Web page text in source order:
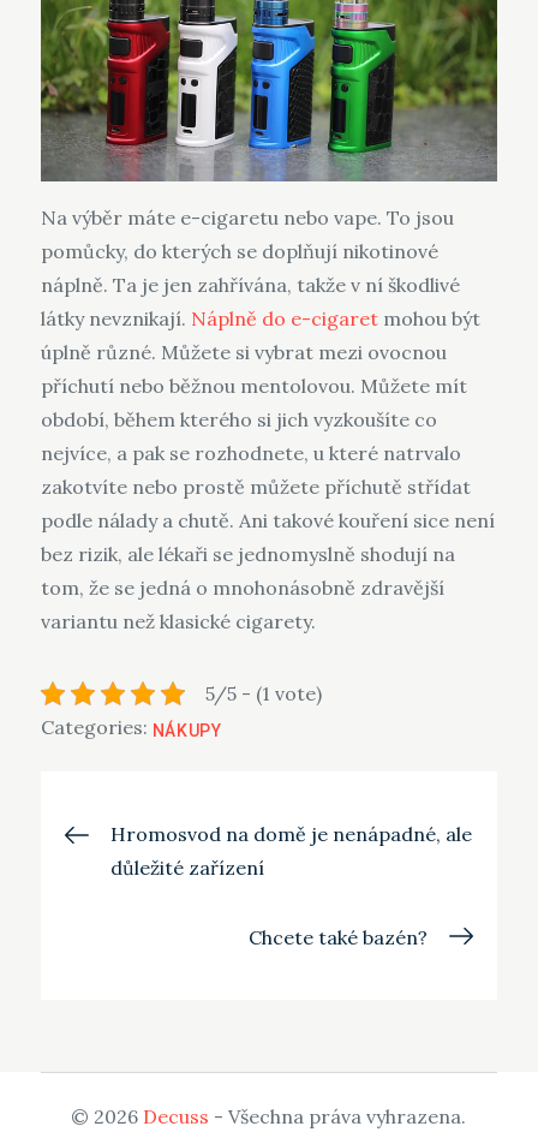
Na výběr máte e-cigaretu nebo vape. To jsou
pomůcky, do kterých se doplňují nikotinové
náplně. Ta je jen zahřívána, takže v ní škodlivé
látky nevznikají. Náplně do e-cigaretmohou být
úplně různé. Můžete si vybrat mezi ovocnou
příchutí nebo běžnou mentolovou. Můžete mít
období, během kterého si jich vyzkoušíte co
nejvíce, a pak se rozhodnete, u které natrvalo
zakotvíte nebo prostě můžete příchutě střídat
podle nálady a chutě. Ani takové kouření sice není
bez rizik, ale lékaři se jednomyslně shodují na
tom, že se jedná o mnohonásobně zdravější
variantu než klasické cigarety.
5/5 - (1 vote)
Categories: NÁKUPY
Navigace
pro
příspěvek
Hromosvod na domě je nenápadné, ale
důležité zařízení
Chcete také bazén?
© 2026 Decuss - Všechna práva vyhrazena.